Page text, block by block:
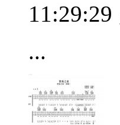
11:29:29
...